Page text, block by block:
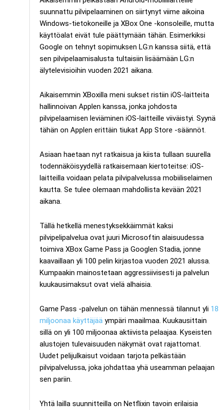
suunnattu pilvipelaaminen on siirtynyt viime aikoina
Windows-tietokoneille ja XBox One -konsoleille, mutta
käyttöalat eivät tule päättymään tähän. Esimerkiksi
Google on tehnyt sopimuksen LG:n kanssa siitä, että
sen pilvipelaamisalusta tultaisiin lisäämään LG:n
älytelevisioihin vuoden 2021 aikana.
Aikaisemmin XBoxilla meni sukset ristiin iOS-laitteita
hallinnoivan Applen kanssa, jonka johdosta
pilvipelaamisen leviäminen iOS-laitteille viiväistyi. Syynä
tähän on Applen erittäin tiukat App Store -säännöt.
Asiaan haetaan nyt ratkaisua ja kiista tullaan suurella
todennäköisyydellä ratkaisemaan kiertoteitse: iOS-
laitteilla voidaan pelata pilvipalvelussa mobiiliselaimen
kautta. Se tulee olemaan mahdollista kevään 2021
aikana.
Tällä hetkellä menestyksekkäimmät kaksi
pilvipelipalvelua ovat juuri Microsoftin alaisuudessa
toimiva XBox Game Pass ja Googlen Stadia, jonne
kaavaillaan yli 100 pelin kirjastoa vuoden 2021 alussa.
Kumpaakin mainostetaan aggressiivisesti ja palvelun
kuukausimaksut ovat vielä alhaisia.
Game Pass -palvelun on tähän mennessä tilannut yli 18
miljoonaa käyttäjää ympäri maailmaa. Kuukausittain
sillä on yli 100 miljoonaa aktiivista pelaajaa. Kyseisten
alustojen tulevaisuuden näkymät ovat rajattomat.
Uudet pelijulkaisut voidaan tarjota pelkästään
pilvipalvelussa, joka johdattaa yhä useamman pelaajan
sen pariin.
Yhtä lailla suunnitteilla on Netflixin tavoin erilaisia